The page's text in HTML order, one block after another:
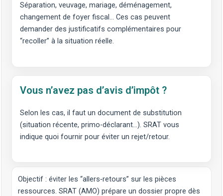
Séparation, veuvage, mariage, déménagement,
changement de foyer fiscal… Ces cas peuvent
demander des justificatifs complémentaires pour
“recoller” à la situation réelle.
Vous n’avez pas d’avis d’impôt ?
Selon les cas, il faut un document de substitution
(situation récente, primo-déclarant…). SRAT vous
indique quoi fournir pour éviter un rejet/retour.
Objectif : éviter les “allers‑retours” sur les pièces
ressources. SRAT (AMO) prépare un dossier propre dès